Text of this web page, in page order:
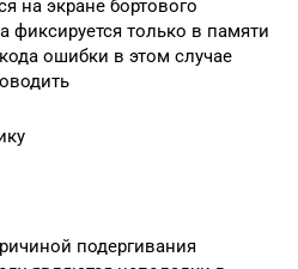
на экране бортового
фиксируется только в памяти
ошибки в этом случае
подергивания